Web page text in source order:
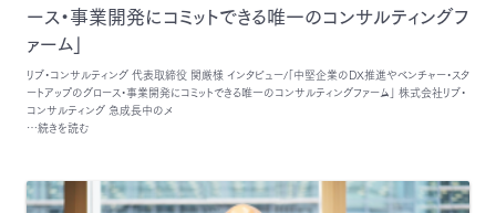
ース・事業開発にコミットできる唯一のコンサルティングフ
ァーム」
リブ・コンサルティング 代表取締役 関厳様 インタビュー/「中堅企業のDX推進やベンチャー・スタ
ートアップのグロース・事業開発にコミットできる唯一のコンサルティングファーム」 株式会社リブ・
コンサルティング 急成長中のメ
…続きを読む